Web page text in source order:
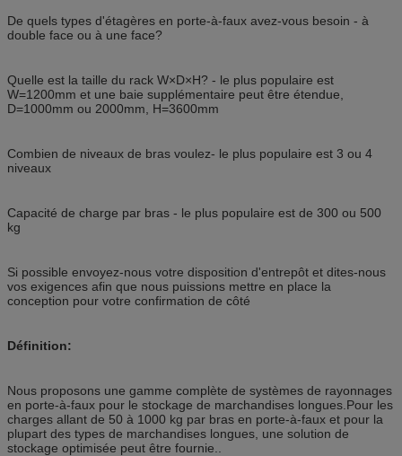
De quels types d'étagères en porte-à-faux avez-vous besoin - à
double face ou à une face?
Quelle est la taille du rack W×D×H? - le plus populaire est
W=1200mm et une baie supplémentaire peut être étendue,
D=1000mm ou 2000mm, H=3600mm
Combien de niveaux de bras voulez- le plus populaire est 3 ou 4
niveaux
Capacité de charge par bras - le plus populaire est de 300 ou 500
kg
Si possible envoyez-nous votre disposition d'entrepôt et dites-nous
vos exigences afin que nous puissions mettre en place la
conception pour votre confirmation de côté
Définition:
Nous proposons une gamme complète de systèmes de rayonnages
en porte-à-faux pour le stockage de marchandises longues.Pour les
charges allant de 50 à 1000 kg par bras en porte-à-faux et pour la
plupart des types de marchandises longues, une solution de
stockage optimisée peut être fournie..